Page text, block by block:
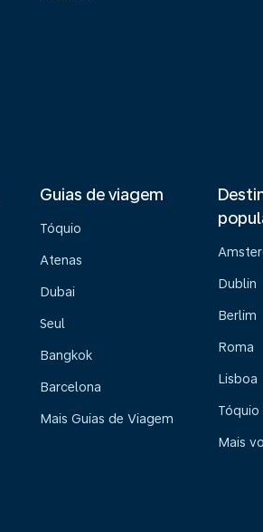
Guias de viagem
Tóquio
Atenas
Dubai
Seul
Bangkok
Barcelona
Mais Guias de Viagem
Dublin
Berlim
Roma
Lisboa
Tóquio
Mais